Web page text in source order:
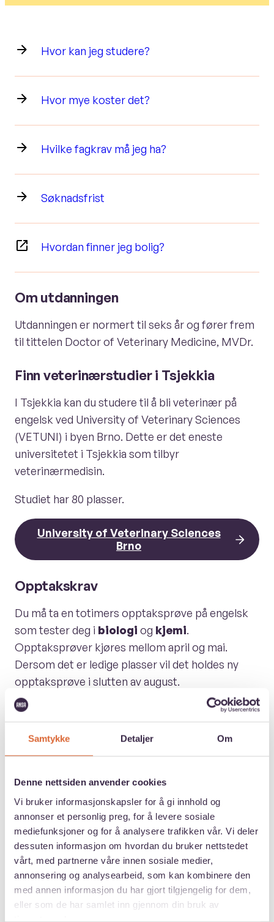
Samtykke Detaljer Om
Denne nettsiden anvender cookies
Vi bruker informasjonskapsler for å gi innhold og
annonser et personlig preg, for å levere sosiale
mediefunksjoner og for å analysere trafikken vår. Vi deler
dessuten informasjon om hvordan du bruker nettstedet
vårt, med partnerne våre innen sosiale medier,
annonsering og analysearbeid, som kan kombinere den
med annen informasjon du har gjort tilgjengelig for dem,
eller som de har samlet inn gjennom din bruk av
Hvor kan jeg studere?
Hvor mye koster det?
Hvilke fagkrav må jeg ha?
Søknadsfrist
Hvordan finner jeg bolig?
Om utdanningen
Utdanningen er normert til seks år og fører frem
til tittelen Doctor of Veterinary Medicine, MVDr.
Finn veterinærstudier i Tsjekkia
I Tsjekkia kan du studere til å bli veterinær på
engelsk ved University of Veterinary Sciences
(VETUNI) i byen Brno. Dette er det eneste
universitetet i Tsjekkia som tilbyr
veterinærmedisin.
Studiet har 80 plasser.
University of Veterinary Sciences
Brno
Opptakskrav
Du må ta en totimers opptaksprøve på engelsk
som tester deg i biologi og kjemi.
Opptaksprøver kjøres mellom april og mai.
Dersom det er ledige plasser vil det holdes ny
opptaksprøve i slutten av august.
Testen består av 37 spørsmål hver av typen
multiple-choice i emnene biologi og kjemi. Hele
prøven er 120 minutter lang. Testen holdes online.
Universitetets informasjon om
opptak
Søknadsprosess
Slik søker du
Søknadsfrist